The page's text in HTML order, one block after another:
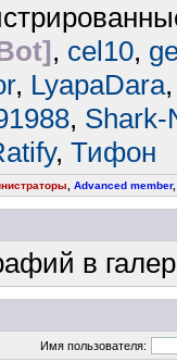
, cel10,
, LyapaDara,
, Shark-
, Тифон
Advanced member,
в
Имя пользователя: